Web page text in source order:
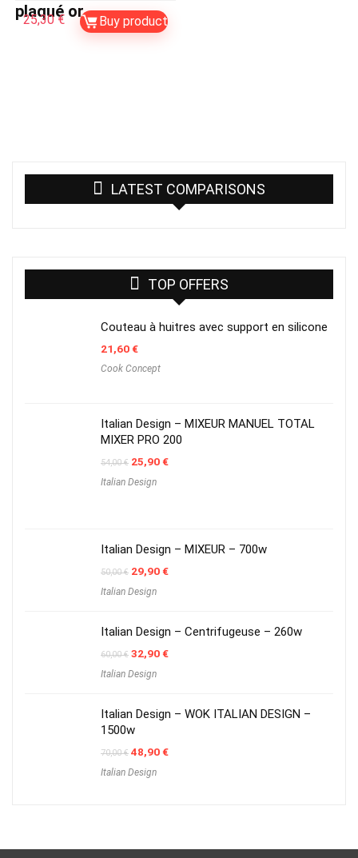
plaqué or
25,30€ Buy product
LATEST COMPARISONS
TOP OFFERS
Couteau à huitres avec support en silicone
21,60€
Cook Concept
Italian Design – MIXEUR MANUEL TOTAL
MIXER PRO 200
54,00€ Original
was:
25,90€Current
Italian Design
Italian Design – MIXEUR – 700w
50,00€ Original
was:
29,90€Current
Italian Design
Italian Design – Centrifugeuse – 260w
60,00€ Original
was:
32,90€Current
Italian Design
Italian Design – WOK ITALIAN DESIGN –
1500w
70,00€ Original
was:
48,90€Current
Italian Design